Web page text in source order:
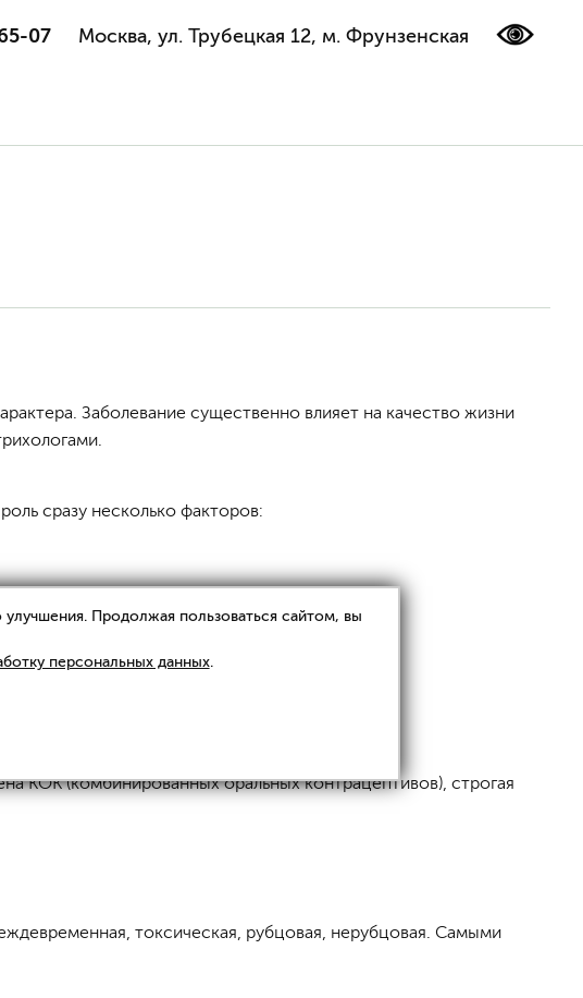
07 Москва, ул. Трубецкая 12, м. Фрунзенская
Заболевание существенно влияет на качество жизни
сразу несколько факторов:
КОК (комбинированных оральных контрацептивов), строгая
токсическая, рубцовая, нерубцовая. Самыми
Продолжая пользоваться сайтом, вы
персональных данных.